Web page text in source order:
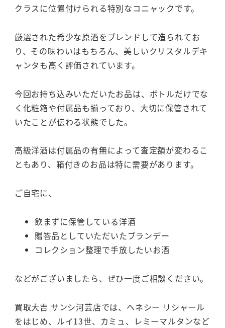
クラスに位置付けられる特別なコニャックです。
厳選された希少な原酒をブレンドして造られてお
り、その味わいはもちろん、美しいクリスタルデキ
ャンタも高く評価されています。
今回お持ち込みいただいたお品は、ボトルだけでな
く化粧箱や付属品も揃っており、大切に保管されて
いたことが伝わる状態でした。
高級洋酒は付属品の有無によって査定額が変わるこ
ともあり、箱付きのお品は特に需要があります。
ご自宅に、
飲まずに保管している洋酒
贈答品としていただいたブランデー
コレクション整理で手放したいお酒
などがございましたら、ぜひ一度ご相談ください。
買取大吉 サンシ河芸店では、ヘネシー リシャール
をはじめ、ルイ13世、カミュ、レミーマルタンなど